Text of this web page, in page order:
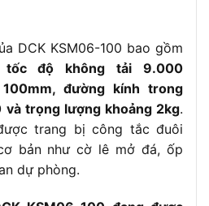
than, lõi dây đồng
nhỏ gọn, tay cầm chống trượt,
mài cao, dễ di chuyển
phụ, cờ lê, vành chắn bảo vệ
(tùy nhà cung cấp)
DCK KSM06-100 bao gồm
tốc độ không tải 9.000
đường kính trong
và trọng lượng khoảng 2kg.
trang bị công tắc đuôi
bản như cờ lê mở đá, ốp
dự phòng.